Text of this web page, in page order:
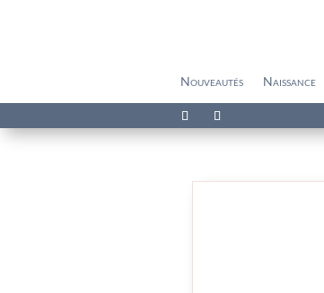
Nouveautés Naissance